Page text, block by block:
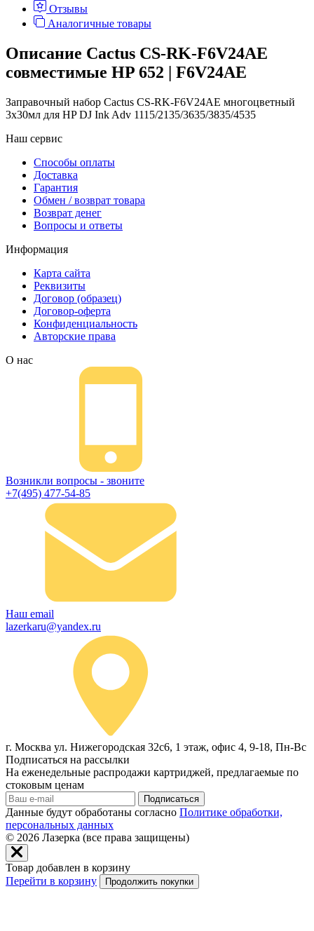
Отзывы
Аналогичные товары
Описание Cactus CS-RK-F6V24AE
совместимые HP 652 | F6V24AE
Заправочный набор Cactus CS-RK-F6V24AE многоцветный
3x30мл для HP DJ Ink Adv 1115/2135/3635/3835/4535
Наш сервис
Способы оплаты
Доставка
Гарантия
Обмен / возврат товара
Возврат денег
Вопросы и ответы
Информация
Карта сайта
Реквизиты
Договор (образец)
Договор-оферта
Конфиденциальность
Авторские права
О нас
Возникли вопросы - звоните
+7(495) 477-54-85
Наш email
lazerkaru@yandex.ru
г. Москва ул. Нижегородская 32с6, 1 этаж, офис 4, 9-18, Пн-Вс
Подписаться на рассылки
На еженедельные распродажи картриджей, предлагаемые по
стоковым ценам
Подписаться
Данные будут обработаны согласно Политике обработки,
персональных данных
© 2026 Лазерка (все права защищены)
Товар добавлен в корзину
Перейти в корзину
Продолжить покупки